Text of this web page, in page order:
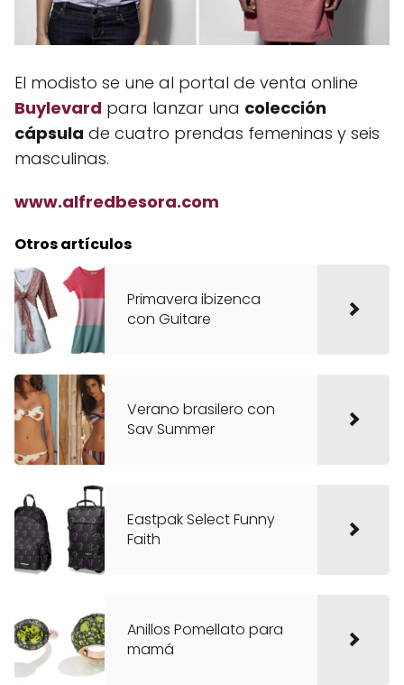
El modisto se une al portal de venta online
Buylevard para lanzar una colección
cápsula de cuatro prendas femeninas y seis
masculinas.
www.alfredbesora.com
Otros artículos
Primavera ibizenca
con Guitare
Verano brasilero con
Sav Summer
Eastpak Select Funny
Faith
Anillos Pomellato para
mamá